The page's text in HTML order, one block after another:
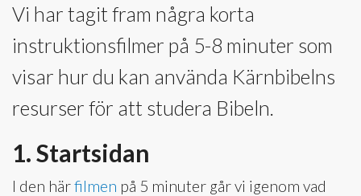
Vi har tagit fram några korta
instruktionsfilmer på 5-8 minuter som
visar hur du kan använda Kärnbibelns
resurser för att studera Bibeln.
1. Startsidan
I den härfilmen på 5 minuter går vi igenom vad